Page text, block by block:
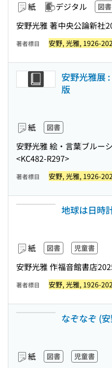
紙 デジタル 図書
安野光雅 著中央公論新社
著者標目 安野, 光雅, 1926-
安野光雅展
版
紙 図書
安野光雅 絵・言葉ブルー
<KC482-R297>
著者標目 安野, 光雅, 1926-
地球は日時
紙 図書 児童書
安野光雅 作福音館書店
著者標目 安野, 光雅, 1926-
なぞなぞ (
紙 図書 児童書